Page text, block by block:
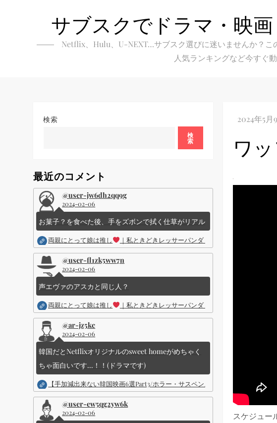
サブスクでドラマ・映
Netflix、Hulu、U-NEXT…サブスク選びに迷いませんか？こ
人気ランキングなど今すぐ
ワ
スケジュー
検索
検
索
最近のコメント
@user-jw6dh2qq9g
2024-02-06
お菓子？を食べた後、手をズボンで拭く仕草がリアル
両親にとって娘は推し ｜私ときどきレッサーパンダ ｜Disney (ディズニープ
@user-fl1zk5ww7n
2024-02-06
声エヴァのアスカと同じ人？
両親にとって娘は推し ｜私ときどきレッサーパンダ ｜Disney (ディズニープ
@ar-jz5kc
2024-02-06
韓国だとNetflixオリジナルのsweet homeがめちゃく
ちゃ面白いです...！！(ドラマです)
【手加減出来ない韓国映画6選Part3/ホラー・サスペンス・ノワール】韓国至
@user-ew5qg2yw6k
2024-02-06